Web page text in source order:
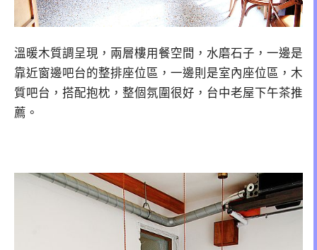
溫暖木質調呈現，兩層樓用餐空間，水磨石子，一邊是
靠近窗邊吧台的整排座位區，一邊則是室內座位區，木
質吧台，搭配抱枕，整個氛圍很好，台中老屋下午茶推
薦。